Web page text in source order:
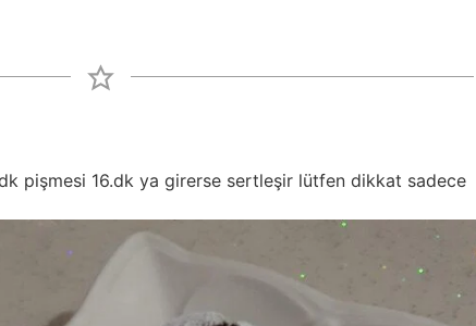
pişmesi 16.dk ya girerse sertleşir lütfen dikkat sadece